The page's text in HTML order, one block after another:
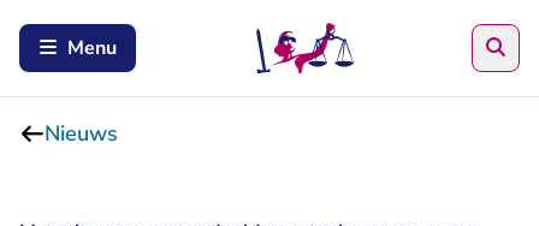
Menu
Nieuws